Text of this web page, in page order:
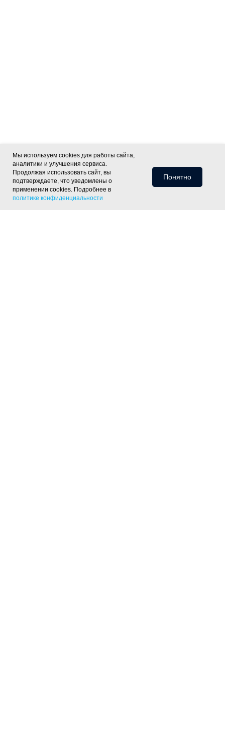
Мы используем cookies для работы сайта,
аналитики и улучшения сервиса.
Продолжая использовать сайт, вы
подтверждаете, что уведомлены о
применении cookies. Подробнее в
политике конфиденциальности
Понятно